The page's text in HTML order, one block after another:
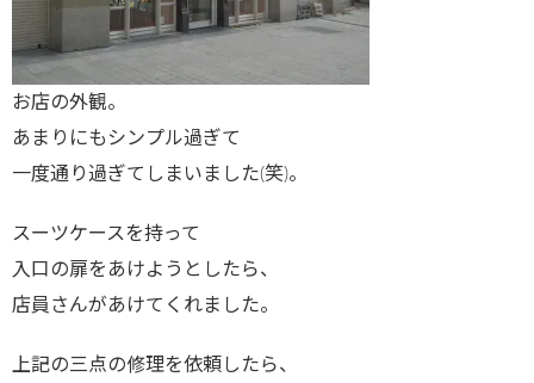
お店の外観。
あまりにもシンプル過ぎて
一度通り過ぎてしまいました(笑)。
スーツケースを持って
入口の扉をあけようとしたら、
店員さんがあけてくれました。
上記の三点の修理を依頼したら、